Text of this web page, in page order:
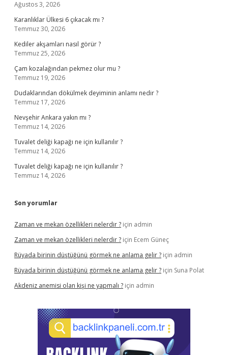
Ağustos 3, 2026
Karanlıklar Ülkesi 6 çıkacak mı ?
Temmuz 30, 2026
Kediler akşamları nasıl görür ?
Temmuz 25, 2026
Çam kozalağından pekmez olur mu ?
Temmuz 19, 2026
Dudaklarından dökülmek deyiminin anlamı nedir ?
Temmuz 17, 2026
Nevşehir Ankara yakın mı ?
Temmuz 14, 2026
Tuvalet deliği kapağı ne için kullanılır ?
Temmuz 14, 2026
Tuvalet deliği kapağı ne için kullanılır ?
Temmuz 14, 2026
Son yorumlar
Zaman ve mekan özellikleri nelerdir ? için admin
Zaman ve mekan özellikleri nelerdir ? için Ecem Güneç
Rüyada birinin düştüğünü görmek ne anlama gelir ? için admin
Rüyada birinin düştüğünü görmek ne anlama gelir ? için Suna Polat
Akdeniz anemisi olan kişi ne yapmalı ? için admin